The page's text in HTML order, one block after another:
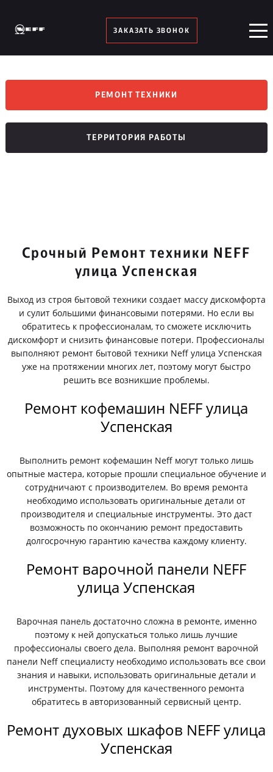
ЗАКАЗАТЬ ЗВОНОК
РЕМОНТ ТЕХНИКИ
ТЕРРИТОРИЯ РАБОТЫ
Срочный Ремонт техники NEFF
улица Успенская
Выход из строя бытовой техники создает массу дискомфорта
и сулит большими финансовыми потерями. Но если вы
обратитесь к профессионалам, то сможете исключить
дискомфорт и снизить финансовые потери. Профессионалы
выполняют ремонт бытовой техники Neff улица Успенская
уже на протяжении многих лет, поэтому могут быстро
решить все возникшие проблемы.
Ремонт кофемашин NEFF улица
Успенская
Выполнить ремонт кофемашин Neff могут только лишь
опытные мастера, которые прошли специальное обучение и
сотрудничают с производителем. Во время ремонта
необходимо использовать оригинальные детали от
производителя и специальные инструменты. Это даст
возможность по окончанию ремонт предоставить
долгосрочную гарантию качества каждому клиенту.
Ремонт варочной панели NEFF
улица Успенская
Варочная панель достаточно сложна в ремонте, именно
поэтому к ней допускаться только лишь лучшие
профессионалы своего дела. Выполняя ремонт варочной
панели Neff специалисту необходимо использовать все свои
знания и навыки, использовать оригинальные детали и
инструменты. Поэтому для качественного ремонта
обратитесь в авторизованный сервисный центр.
Ремонт духовых шкафов NEFF улица
Успенская